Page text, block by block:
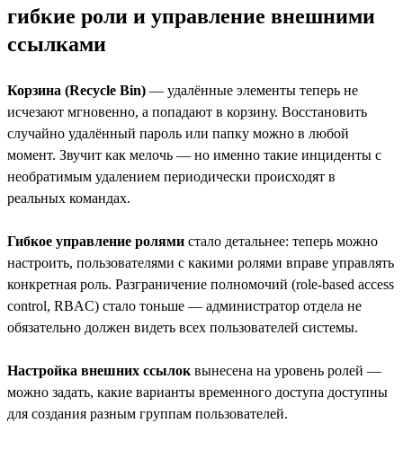
гибкие роли и управление внешними
ссылками
Корзина (Recycle Bin) — удалённые элементы теперь не
исчезают мгновенно, а попадают в корзину. Восстановить
случайно удалённый пароль или папку можно в любой
момент. Звучит как мелочь — но именно такие инциденты с
необратимым удалением периодически происходят в
реальных командах.
Гибкое управление ролями стало детальнее: теперь можно
настроить, пользователями с какими ролями вправе управлять
конкретная роль. Разграничение полномочий (role-based access
control, RBAC) стало тоньше — администратор отдела не
обязательно должен видеть всех пользователей системы.
Настройка внешних ссылок вынесена на уровень ролей —
можно задать, какие варианты временного доступа доступны
для создания разным группам пользователей.